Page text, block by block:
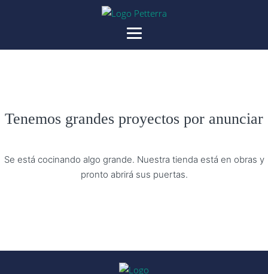
Tenemos grandes proyectos por anunciar
Se está cocinando algo grande. Nuestra tienda está en obras y
pronto abrirá sus puertas.